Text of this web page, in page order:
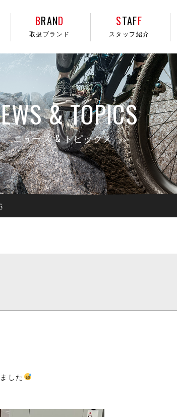
BRAND
取扱ブランド
STAFF
スタッフ紹介
& TOPICS
ニュース & トピックス
した